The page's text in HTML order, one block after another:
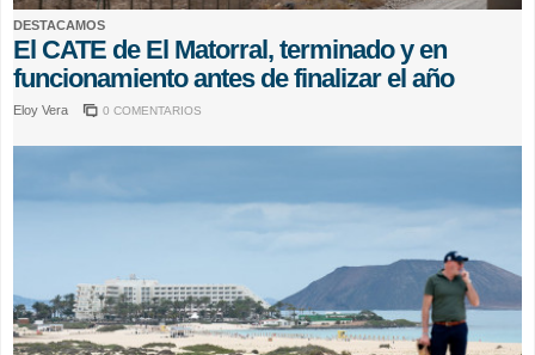
DESTACAMOS
El CATE de El Matorral, terminado y en
funcionamiento antes de finalizar el año
Eloy Vera 0 COMENTARIOS